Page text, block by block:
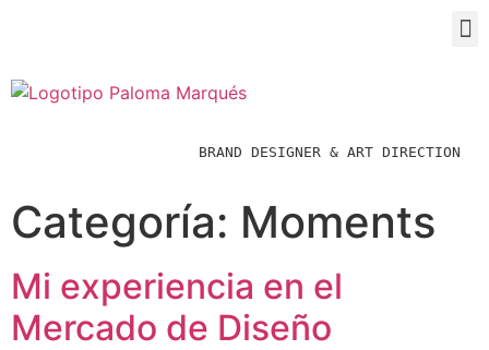
BRAND DESIGNER & ART DIRECTION
Categoría: Moments
Mi experiencia en el
Mercado de Diseño